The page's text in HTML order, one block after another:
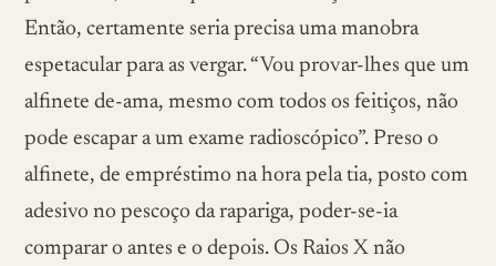
Então, certamente seria precisa uma manobra
espetacular para as vergar. “Vou provar-lhes que um
alfinete de-ama, mesmo com todos os feitiços, não
pode escapar a um exame radioscópico”. Preso o
alfinete, de empréstimo na hora pela tia, posto com
adesivo no pescoço da rapariga, poder-se-ia
comparar o antes e o depois. Os Raios X não